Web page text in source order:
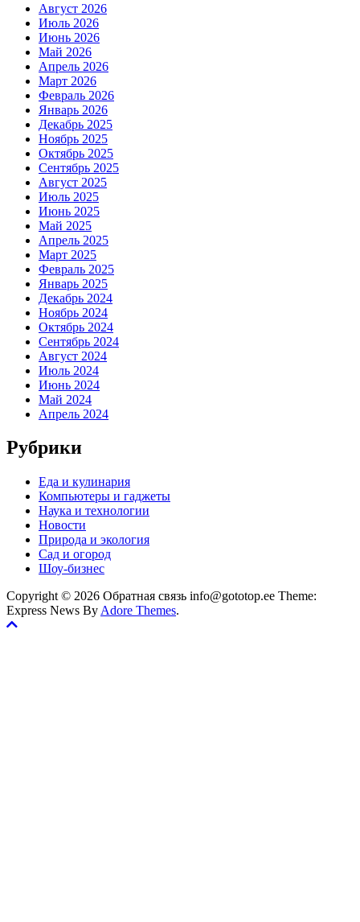
Август 2026
Июль 2026
Июнь 2026
Май 2026
Апрель 2026
Март 2026
Февраль 2026
Январь 2026
Декабрь 2025
Ноябрь 2025
Октябрь 2025
Сентябрь 2025
Август 2025
Июль 2025
Июнь 2025
Май 2025
Апрель 2025
Март 2025
Февраль 2025
Январь 2025
Декабрь 2024
Ноябрь 2024
Октябрь 2024
Сентябрь 2024
Август 2024
Июль 2024
Июнь 2024
Май 2024
Апрель 2024
Рубрики
Еда и кулинария
Компьютеры и гаджеты
Наука и технологии
Новости
Природа и экология
Сад и огород
Шоу-бизнес
Copyright © 2026 Обратная связь info@gototop.ee Theme:
Express News By Adore Themes.